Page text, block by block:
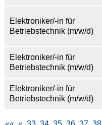
Elektroniker/-in für
Betriebstechnik (m/w/d)
Elektroniker/-in für
Betriebstechnik (m/w/d)
Elektroniker/-in für
Betriebstechnik (m/w/d)